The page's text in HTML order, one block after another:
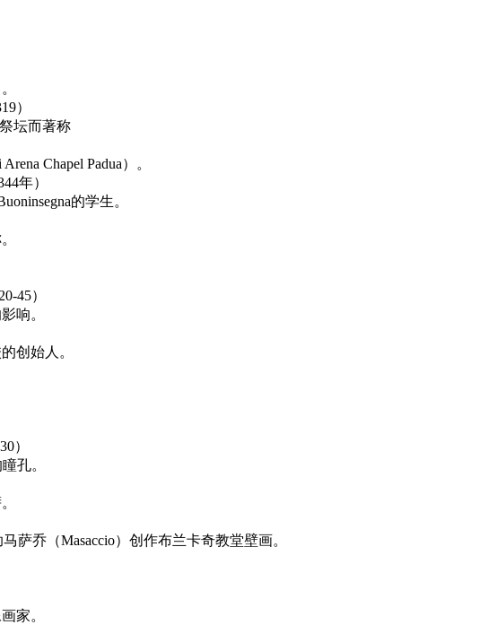
）
坛而著称
Chapel Padua）。
年）
的学生。
45）
响。
创始人。
）
孔。
萨乔（Masaccio）创作布兰卡奇教堂壁画。
家。